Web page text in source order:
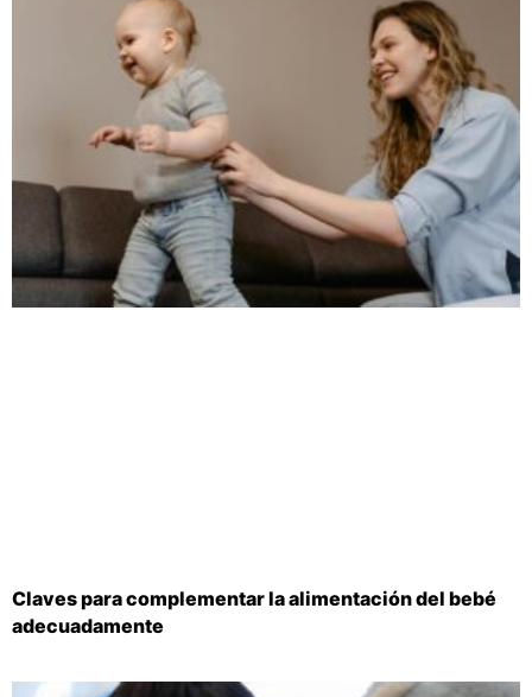
Claves para complementar la alimentación del bebé
adecuadamente